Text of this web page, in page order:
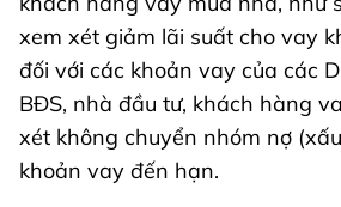
xem xét giảm lãi suất cho vay
đối với các khoản vay của các
BĐS, nhà đầu tư, khách hàng
xét không chuyển nhóm nợ
khoản vay đến hạn.